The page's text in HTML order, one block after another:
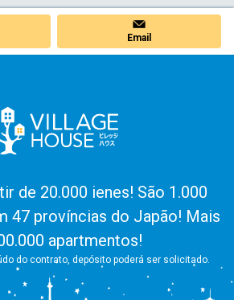
Email
de 20.000 ienes! São 1.000
47 províncias do Japão! Mais
apartmentos!
do contrato, depósito poderá ser solicitado.